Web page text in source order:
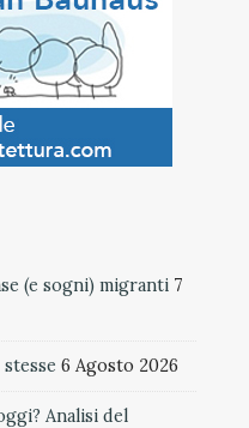
(e sogni) migranti 7
6 Agosto 2026
Analisi del